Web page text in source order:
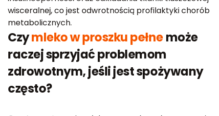
wisceralnej, co jest odwrotnością profilaktyki chorób
metabolicznych.
Czymleko w proszku pełnemoże
raczej sprzyjać problemom
zdrowotnym, jeśli jest spożywany
często?